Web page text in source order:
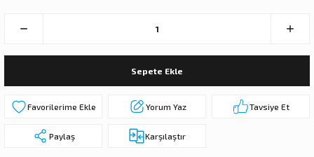
POMPA (MOTOR+POMPA)
Sepete Ekle
Yorum Yaz Tavsiye Et
Paylaş Karşılaştır